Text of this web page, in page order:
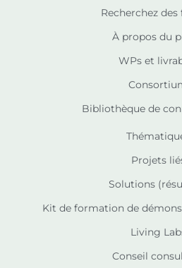
Recherchez
À propos du
WPs et
Bibliothèque de
Projets
Solutions
Kit de formation de
Living
Conseil